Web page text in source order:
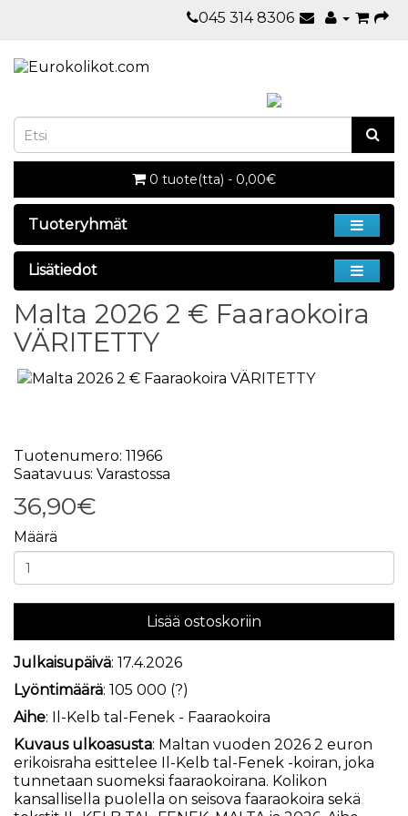
045 314 8306
0 tuote(tta) - 0,00€
Tuoteryhmät
Lisätiedot
Malta 2026 2 € Faaraokoira
VÄRITETTY
Tuotenumero: 11966
Saatavuus: Varastossa
36,90€
Määrä
Lisää ostoskoriin
Julkaisupäivä: 17.4.2026
Lyöntimäärä: 105 000 (?)
Aihe: Il-Kelb tal-Fenek - Faaraokoira
Kuvaus ulkoasusta: Maltan vuoden 2026 2 euron
erikoisraha esittelee Il-Kelb tal-Fenek -koiran, joka
tunnetaan suomeksi faaraokoirana. Kolikon
kansallisella puolella on seisova faaraokoira sekä